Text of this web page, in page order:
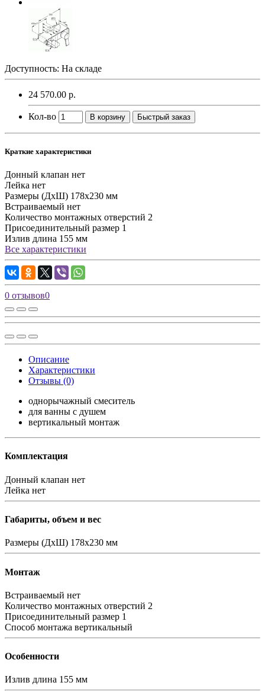
Доступность: На складе
24 570.00 р.
Кол-во В корзину Быстрый заказ
Краткие характеристики
Донный клапан нет
Лейка нет
Размеры (ДхШ) 178х230 мм
Встраиваемый нет
Количество монтажных отверстий 2
Присоединительный размер 1
Излив длина 155 мм
Все характеристики
0 отзывов0
Описание
Характеристики
Отзывы (0)
однорычажный смеситель
для ванны с душем
вертикальный монтаж
Комплектация
Донный клапан нет
Лейка нет
Габариты, объем и вес
Размеры (ДхШ) 178х230 мм
Монтаж
Встраиваемый нет
Количество монтажных отверстий 2
Присоединительный размер 1
Способ монтажа вертикальный
Особенности
Излив длина 155 мм